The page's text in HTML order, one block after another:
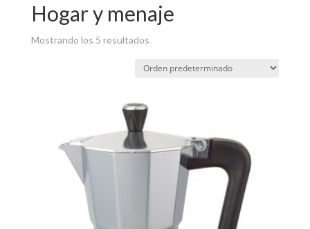
Hogar y menaje
Mostrando los 5 resultados